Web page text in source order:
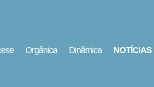
Orgânica Dinâmica NOTÍCIAS